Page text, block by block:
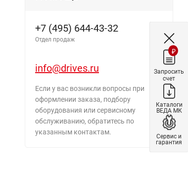
+7 (495) 644-43-32
Отдел продаж
info@drives.ru
Если у вас возникли вопросы при
оформлении заказа, подбору
оборудования или сервисному
обслуживанию, обратитесь по
указанным контактам.
₽
Запросить
счет
Каталоги
ВЕДА МК
Сервис и
гарантия